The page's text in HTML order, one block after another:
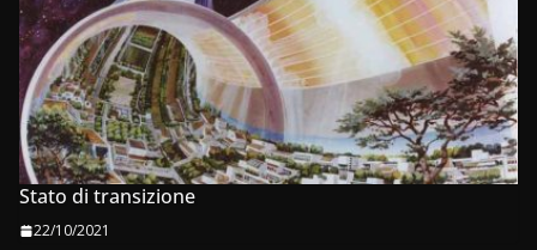
Stato di transizione
22/10/2021